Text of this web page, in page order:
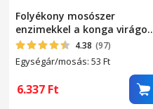
Folyékony mosószer
enzimekkel a konga virágok
automatikus mosásához –
eltávolítja az állatszagokat,
szerves foltokat és vért, 5
liter, 120 mosás, koncentrált
viszkózus formula
4.38 (97)
Egységár/mosás: 53 Ft
6.337 Ft